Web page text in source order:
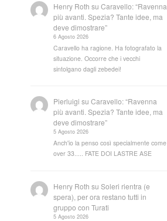
Henry Roth suCaravello: “Ravenna
più avanti. Spezia? Tante idee, ma
deve dimostrare”
6 Agosto 2026
Caravello ha ragione. Ha fotografato la
situazione. Occorre che i vecchi
sintolgano dagli zebedei!
Pierluigi suCaravello: “Ravenna
più avanti. Spezia? Tante idee, ma
deve dimostrare”
5 Agosto 2026
Anch'io la penso così specialmente come
over 33..... FATE DOI LASTRE ASE
Henry Roth suSoleri rientra (e
spera), per ora restano tutti in
gruppo con Turati
5 Agosto 2026